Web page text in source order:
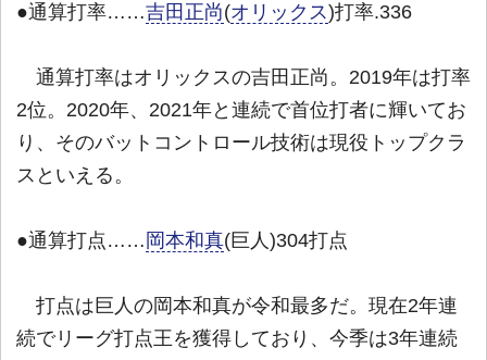
●通算打率……吉田正尚(オリックス)打率.336
通算打率はオリックスの吉田正尚。2019年は打率
2位。2020年、2021年と連続で首位打者に輝いてお
り、そのバットコントロール技術は現役トップクラ
スといえる。
●通算打点…… 岡本和真(巨人)304打点
打点は巨人の岡本和真が令和最多だ。現在2年連
続でリーグ打点王を獲得しており、今季は3年連続